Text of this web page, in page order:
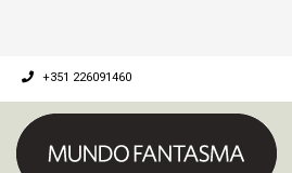
+351 226091460